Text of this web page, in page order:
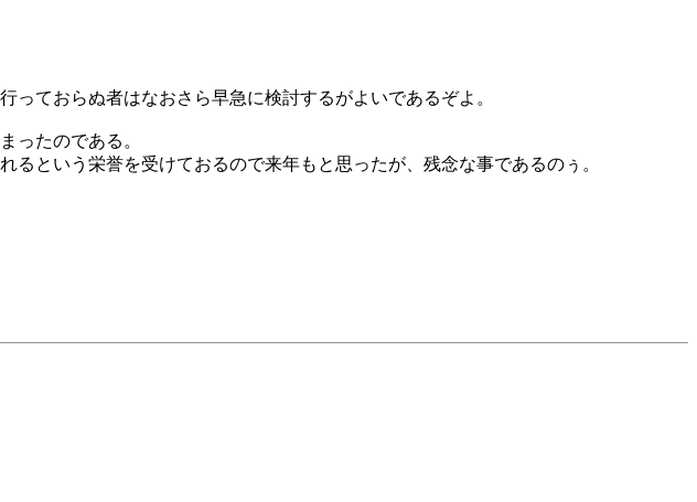
ておらぬ者はなおさら早急に検討するがよいであるぞよ。
ったのである。
という栄誉を受けておるので来年もと思ったが、残念な事であるのぅ。